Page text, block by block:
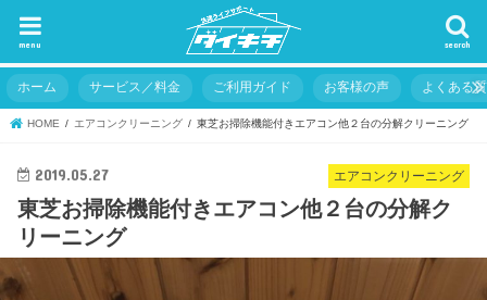
search
menu
ホーム サービス／料金 ご利用ガイド お客様の声 よくある
HOME エアコンクリーニング 東芝お掃除機能付きエアコン他２台の分解クリーニング
エアコンクリーニング
2019.05.27
東芝お掃除機能付きエアコン他２台の分解ク
リーニング